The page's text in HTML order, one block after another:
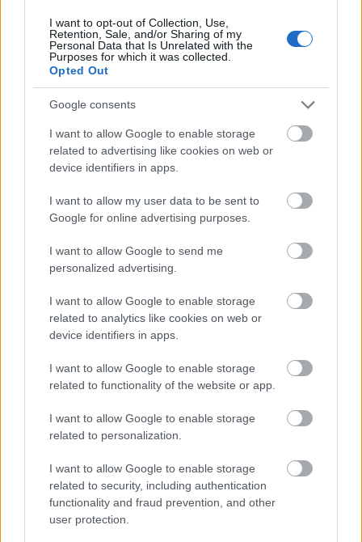
I want to opt-out of Collection, Use,
Retention, Sale, and/or Sharing of my
Personal Data that Is Unrelated with the
Purposes for which it was collected.
Opted Out
Google consents
I want to allow Google to enable storage
related to advertising like cookies on web or
device identifiers in apps.
I want to allow my user data to be sent to
Google for online advertising purposes.
I want to allow Google to send me
personalized advertising.
I want to allow Google to enable storage
related to analytics like cookies on web or
device identifiers in apps.
I want to allow Google to enable storage
related to functionality of the website or app.
I want to allow Google to enable storage
related to personalization.
I want to allow Google to enable storage
related to security, including authentication
functionality and fraud prevention, and other
user protection.
Információ: 100% olaszrizling. Nem könnyű év,
meleg és száraz, messze a szeptemberbe nyúló
nyárral, majd lehűlés és esők októberben. 22 hónap
acél. Alkohol 10.5%, cukor 186g/l, sav 6.6g/l.
Egzotikusan fűszerezett, kandírozott gyümölcsökkel
és mézzel, trópusi gyümölcsökkel operál. Sima,
bársonyos, olajos folyású. Vonzóan tiszta, jól
definiált gyümölcsökkel, már némi éréssel. A sav
Kracher Scheurebe TBA Nr. 3 Zwischen den Seen
Információ: 100% scheurebe. Nehéz év, magas savak,
215g/l cukor, 10.5g/l sav.
A szőlőfajtának köszönhetően döbbenetesen más
gyümölcsök aromáival, mézzel, őszibarack nektárral
és egyedi fűszerekkel. Robbanásig fokozott
intenzitás, olajos konzisztencia, makulátlan
tisztaság, az olaszrizlinget messze überelő szerkezet.
Nagyon hosszú.7/8p
Royal Tokaji Aszú 5p 2009
Információ: 173g/l cukor, 12.2g/l sav.